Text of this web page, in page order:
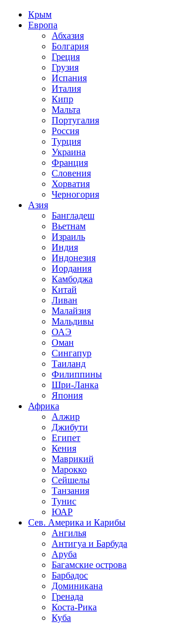
Крым
Европа
Абхазия
Болгария
Греция
Грузия
Испания
Италия
Кипр
Мальта
Португалия
Россия
Турция
Украина
Франция
Словения
Хорватия
Черногория
Азия
Бангладеш
Вьетнам
Израиль
Индия
Индонезия
Иордания
Камбоджа
Китай
Ливан
Малайзия
Мальдивы
ОАЭ
Оман
Сингапур
Таиланд
Филиппины
Шри-Ланка
Япония
Африка
Алжир
Джибути
Египет
Кения
Маврикий
Марокко
Сейшелы
Танзания
Тунис
ЮАР
Сев. Америка и Карибы
Ангилья
Антигуа и Барбуда
Аруба
Багамские острова
Барбадос
Доминикана
Гренада
Коста-Рика
Куба